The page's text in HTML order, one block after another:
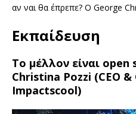
αν ναι θα έπρεπε? Ο George
Εκπαίδευση
Το μέλλον είναι open
Christina Pozzi (CEO
Impactscool)